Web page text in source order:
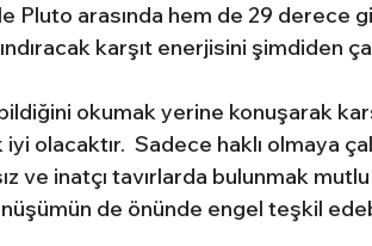
Pluto arasında hem de 29 derece
karşıt enerjisini şimdiden
okumak yerine konuşarak
olacaktır.  Sadece haklı olmaya
ve inatçı tavırlarda bulunmak
de önünde engel teşkil